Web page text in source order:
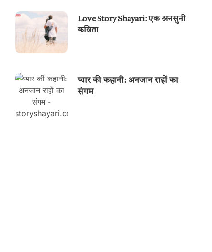
Love Story Shayari: एक अनसुनी
कविता
प्यार की कहानी: अनजान राहों का
संगम